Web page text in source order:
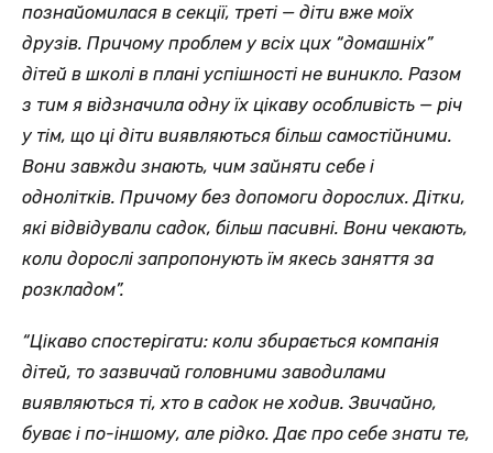
познайомилася в секції, треті — діти вже моїх
друзів. Причому проблем у всіх цих “домашніх”
дітей в школі в плані успішності не виникло. Разом
з тим я відзначила одну їх цікаву особливість — річ
у тім, що ці діти виявляються більш самостійними.
Вони завжди знають, чим зайняти себе і
однолітків. Причому без допомоги дорослих. Дітки,
які відвідували садок, більш пасивні. Вони чекають,
коли дорослі запропонують їм якесь заняття за
розкладом”.
“Цікаво спостерігати: коли збирається компанія
дітей, то зазвичай головними заводилами
виявляються ті, хто в садок не ходив. Звичайно,
буває і по-іншому, але рідко. Дає про себе знати те,